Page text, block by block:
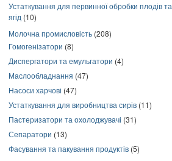
Устаткування для первинної обробки плодів та
ягід (10)
Молочна промисловість (208)
Гомогенізатори (8)
Диспергатори та емульгатори (4)
Маслообладнання (47)
Насоси харчові (47)
Устаткування для виробництва сирів (11)
Пастеризатори та охолоджувачі (31)
Сепаратори (13)
Фасування та пакування продуктів (5)